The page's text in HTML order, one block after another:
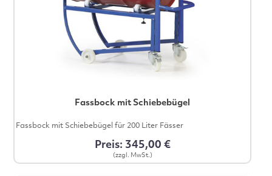
Fassbock mit Schiebebügel
Fassbock mit Schiebebügel für 200 Liter Fässer
Preis: 345,00 €
(zzgl. MwSt.)